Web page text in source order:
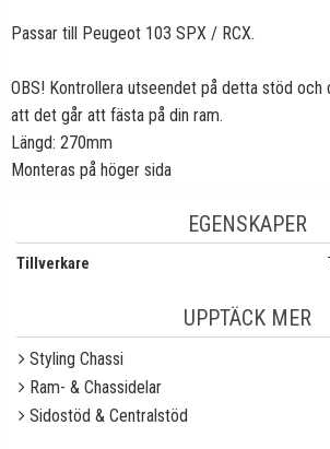
Passar till Peugeot 103 SPX / RCX.
OBS! Kontrollera utseendet på detta stöd och
att det går att fästa på din ram.
Längd: 270mm
Monteras på höger sida
EGENSKAPER
Tillverkare
UPPTÄCK MER
Styling Chassi
Ram- & Chassidelar
Sidostöd & Centralstöd